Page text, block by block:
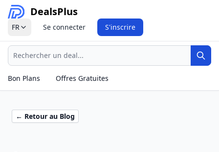
DealsPlus
FR Se connecter S'inscrire
Recherche
Bon Plans
Offres Gratuites
← Retour au Blog